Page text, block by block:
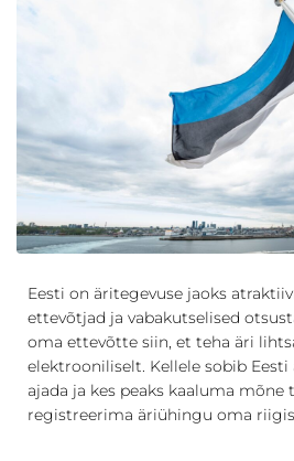
Eesti on äritegevuse jaoks
ettevõtjad ja vabakutselised
oma ettevõtte siin, et teha äri
elektrooniliselt. Kellele sobib
ajada ja kes peaks kaaluma
registreerima äriühingu oma